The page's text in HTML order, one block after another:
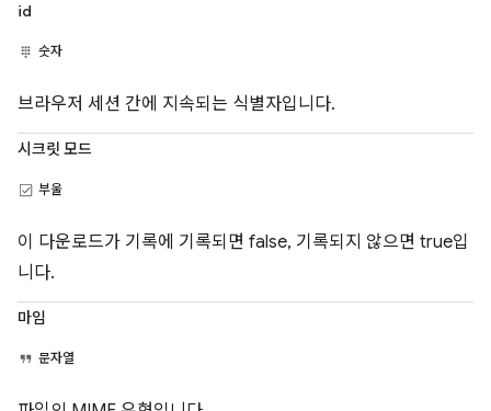
id
숫자
브라우저 세션 간에 지속되는 식별자입니다.
시크릿 모드
부울
이 다운로드가 기록에 기록되면 false, 기록되지 않으면 true입
니다.
마임
문자열